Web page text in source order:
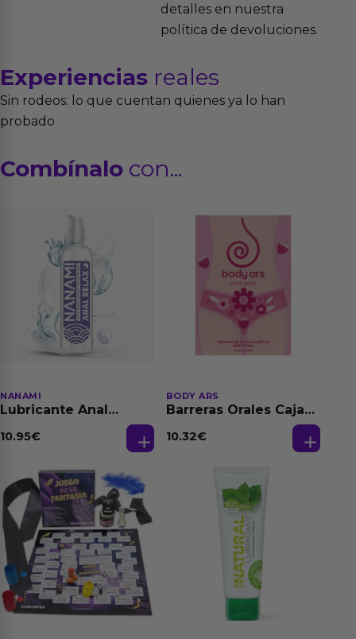
detalles en nuestra
política de devoluciones.
Experiencias reales
Sin rodeos: lo que cuentan quienes ya lo han
probado
Combínalo con...
NANAMI
Lubricante Anal
Dilatación Base Agua
10.95€
BODY ARS
Barreras Orales Caja
10.32€